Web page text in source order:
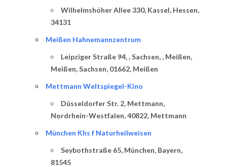
Wilhelmshöher Allee 330, Kassel, Hessen,
34131
Meißen Hahnemannzentrum
Leipziger Straße 94, , Sachsen, , Meißen,
Meißen, Sachsen, 01662, Meißen
Mettmann Weltspiegel-Kino
Düsseldorfer Str. 2, Mettmann,
Nordrhein-Westfalen, 40822, Mettmann
München Khs f Naturheilweisen
Seybothstraße 65, München, Bayern,
81545